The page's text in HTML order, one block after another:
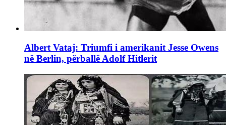
Albert Vataj: Triumfi i amerikanit Jesse Owens
në Berlin, përballë Adolf Hitlerit